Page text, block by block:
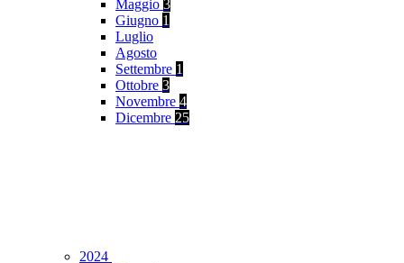
Maggio 3
Giugno 1
Luglio
Agosto
Settembre 1
Ottobre 3
Novembre 4
Dicembre 25
2024